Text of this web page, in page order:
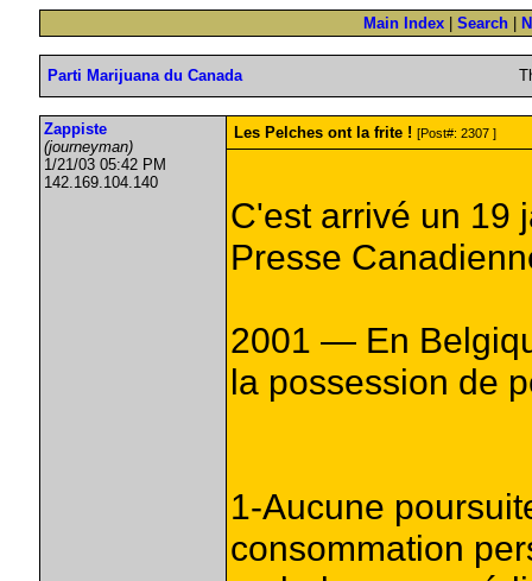
Main Index Search
Parti Marijuana du Canada
Zappiste
(journeyman)
1/21/03 05:42 PM
142.169.104.140
Les Pelches ont la frite ! [Post#: 2307 ]
C'est arrivé un 19
Presse
2001 — En
la possession de
1-Aucune
consommation